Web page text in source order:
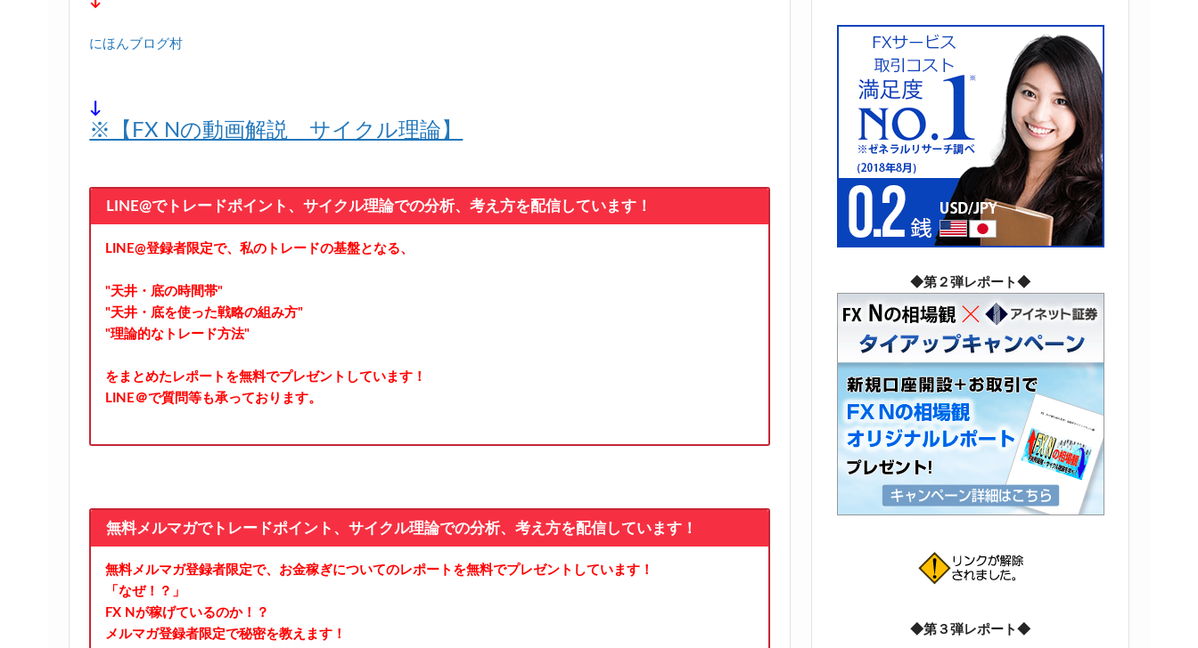
にほんブログ村
↓
※【FX Nの動画解説 サイクル理論】
LINE@でトレードポイント、サイクル理論での分析、考え方を配信しています！
LINE@登録者限定で、私のトレードの基盤となる、
"天井・底の時間帯"
"天井・底を使った戦略の組み方"
"理論的なトレード方法"
をまとめたレポートを無料でプレゼントしています！
LINE＠で質問等も承っております。
無料メルマガでトレードポイント、サイクル理論での分析、考え方を配信しています！
無料メルマガ登録者限定で、お金稼ぎについてのレポートを無料でプレゼントしています！
「なぜ！？」
FX Nが稼げているのか！？
メルマガ登録者限定で秘密を教えます！
◆第２弾レポート◆
◆第３弾レポート◆